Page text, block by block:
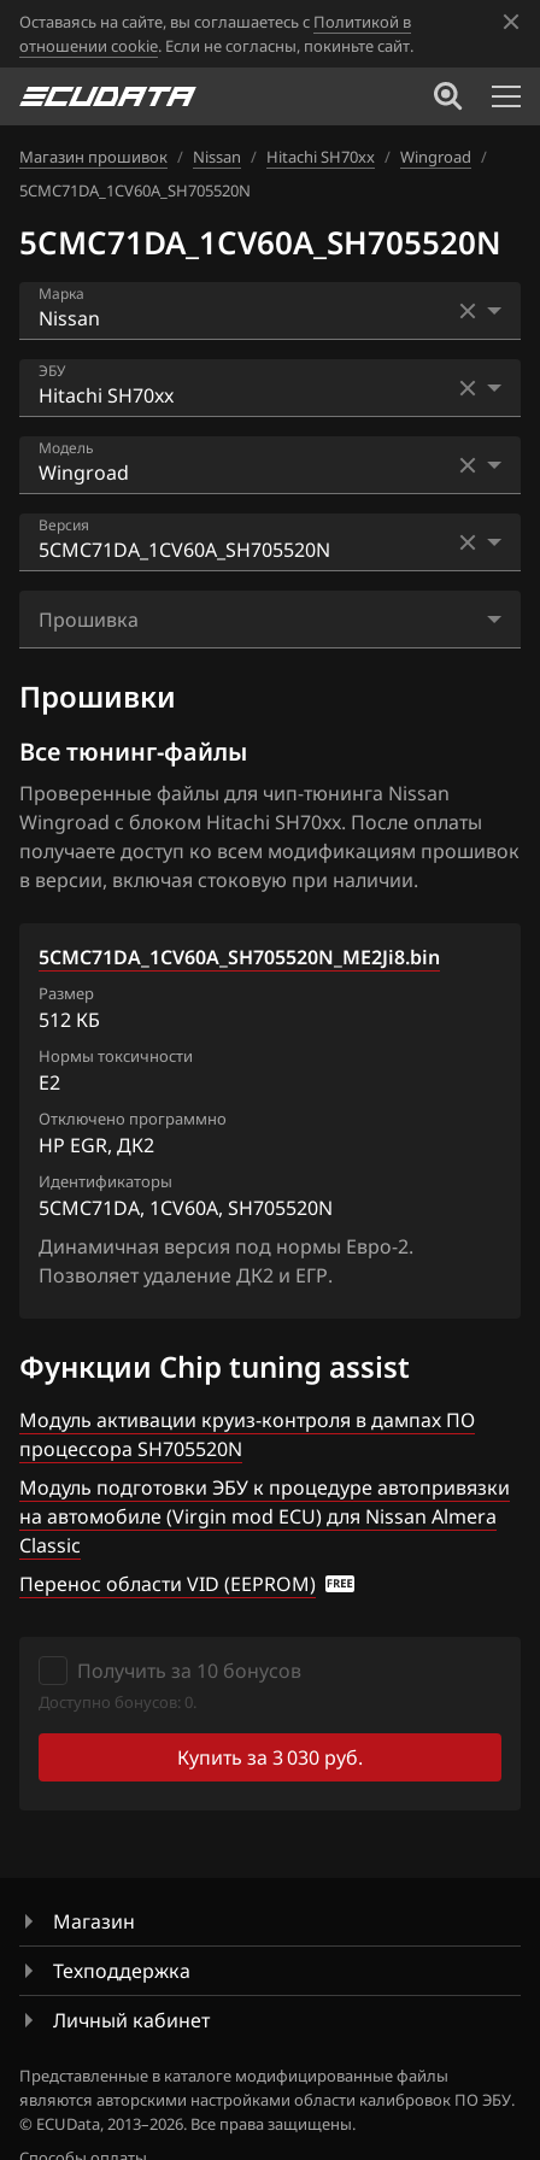
Оставаясь на сайте, вы соглашаетесь с Политикой в
отношении cookie. Если не согласны, покиньте сайт.
Магазин прошивок / Nissan / Hitachi SH70xx / Wingroad /
5CMC71DA_1CV60A_SH705520N
5CMC71DA_1CV60A_SH705520N
Марка
Acura
Alfa Romeo
ATLAS
BAIC
Bentley
BMW
Brilliance
BYD
Cadillac
Changan
Chery
Chrysler
Citroen
Dacia
DAF
Dodge
Dongfeng
Extreme moto
Ford
Forthing
GMC
Great Wall
Haima
Haval
ЭБУ
Bosch EDC16CP33
Bosch EDC17C84
Bosch MD1CS006
Bosch ME7.9.20
Hitachi SH7254xx
Mitsubishi Melco MH8115F
Siemens EMS 3120
Siemens EMS 3125
Siemens EMS 3132, 3134
Siemens EMS 3155
Siemens EMS 3160
Siemens SID 301
Siemens SID 310
Модель
AD
Almera N16+ (Classic)
Altima
Bluebird
Cima
Cube
Elgrand
Fuga
Juke 1.6 Turbo 190hp
Juke 1.6 VVTi
Lafesta
Liberty
Maxima
Micra, March
Murano
NV200
Pathfinder
Patrol, Safari
Presage
Primera
Quest
Serena
Sunny
Teana (J31)
Teana (J32)
Tiida
Версия
2JCSZTD3_11UK3A_SH705828N
2MCEEE2D2_1WE415_SH705415N
2MCEEE5D50_1WE467_SH705415N
2MCEEE9D9_1WE805_SH705415N
2MCEEE9D9_1WE806_SH705415N
2MCEEE9D9_1WE810_SH705415N
5CMC1WD5_1CV600_SH705520N
5CMC71DA_1CV60A_SH705520N
5CMC71DA_1CZ25A_SH705520N
5CMC71DA_1CZ26A_SH705520N
8JCSJPD5_1CQ60A_SH705822N
Прошивка
Прошивки
Все тюнинг-файлы
Проверенные файлы для чип-тюнинга Nissan
Wingroad с блоком Hitachi SH70xx. После оплаты
получаете доступ ко всем модификациям прошивок
в версии, включая стоковую при наличии.
5CMC71DA_1CV60A_SH705520N_ME2Ji8.bin
Размер
512 КБ
Нормы токсичности
E2
Отключено программно
HP EGR, ДК2
Идентификаторы
5CMC71DA, 1CV60A, SH705520N
Динамичная версия под нормы Евро-2.
Позволяет удаление ДК2 и ЕГР.
Функции Chip tuning assist
Модуль активации круиз-контроля в дампах ПО
процессора SH705520N
Модуль подготовки ЭБУ к процедуре автопривязки
на автомобиле (Virgin mod ECU) для Nissan Almera
Classic
Перенос области VID (EEPROM)
Получить за 10 бонусов
Доступно бонусов: 0.
Купить за 3 030 руб.
Магазин
Техподдержка
Личный кабинет
Представленные в каталоге модифицированные файлы
являются авторскими настройками области калибровок ПО ЭБУ.
© ECUData, 2013–2026. Все права защищены.